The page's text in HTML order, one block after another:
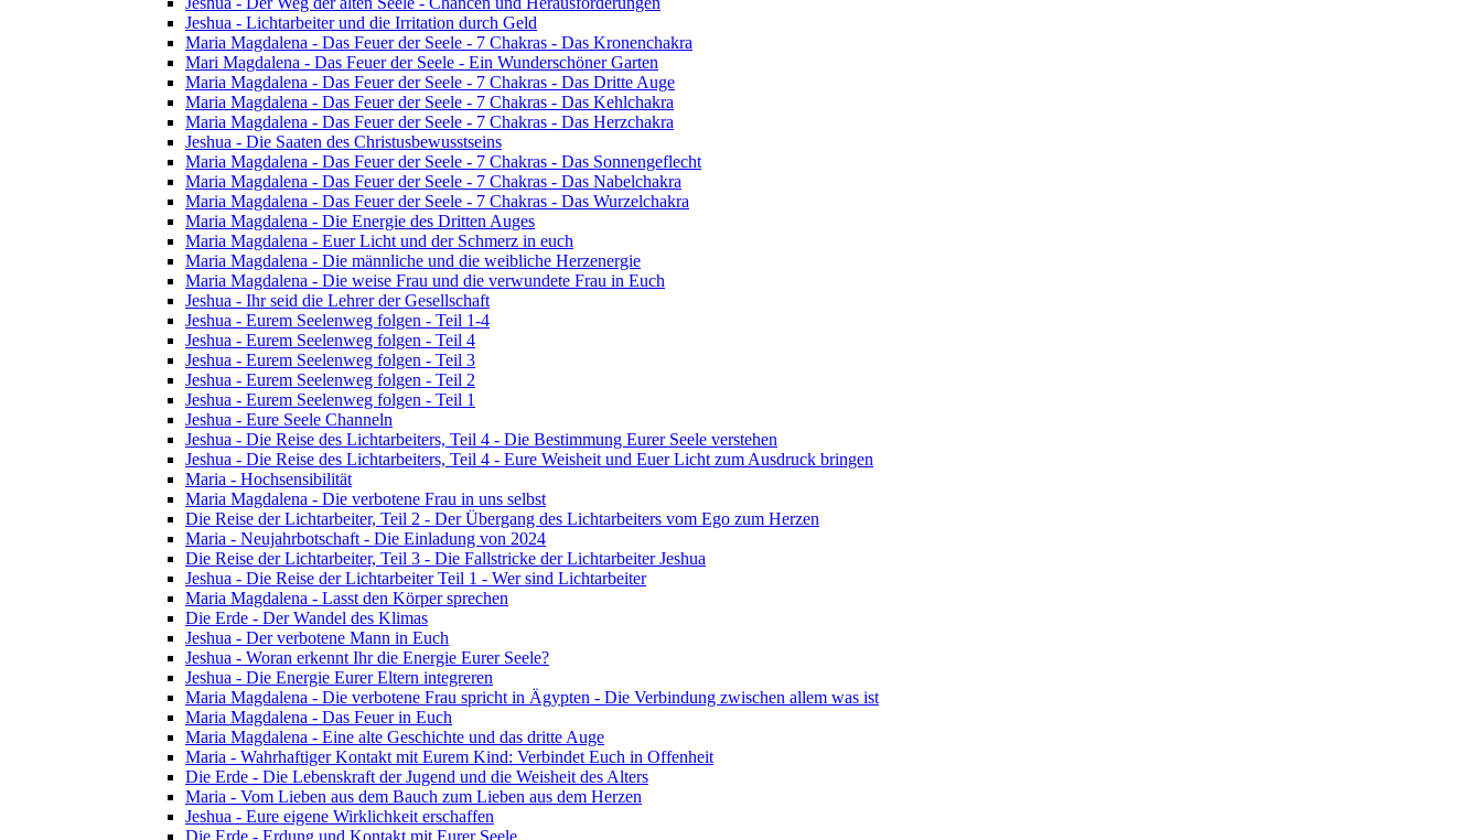
Jeshua - Lichtarbeiter und die Irritation durch Geld
Maria Magdalena - Das Feuer der Seele - 7 Chakras - Das Kronenchakra
Mari Magdalena - Das Feuer der Seele - Ein Wunderschöner Garten
Maria Magdalena - Das Feuer der Seele - 7 Chakras - Das Dritte Auge
Maria Magdalena - Das Feuer der Seele - 7 Chakras - Das Kehlchakra
Maria Magdalena - Das Feuer der Seele - 7 Chakras - Das Herzchakra
Jeshua - Die Saaten des Christusbewusstseins
Maria Magdalena - Das Feuer der Seele - 7 Chakras - Das Sonnengeflecht
Maria Magdalena - Das Feuer der Seele - 7 Chakras - Das Nabelchakra
Maria Magdalena - Das Feuer der Seele - 7 Chakras - Das Wurzelchakra
Maria Magdalena - Die Energie des Dritten Auges
Maria Magdalena - Euer Licht und der Schmerz in euch
Maria Magdalena - Die männliche und die weibliche Herzenergie
Maria Magdalena - Die weise Frau und die verwundete Frau in Euch
Jeshua - Ihr seid die Lehrer der Gesellschaft
Jeshua - Eurem Seelenweg folgen - Teil 1-4
Jeshua - Eurem Seelenweg folgen - Teil 4
Jeshua - Eurem Seelenweg folgen - Teil 3
Jeshua - Eurem Seelenweg folgen - Teil 2
Jeshua - Eurem Seelenweg folgen - Teil 1
Jeshua - Eure Seele Channeln
Jeshua - Die Reise des Lichtarbeiters, Teil 4 - Die Bestimmung Eurer Seele verstehen
Jeshua - Die Reise des Lichtarbeiters, Teil 4 - Eure Weisheit und Euer Licht zum Ausdruck bringen
Maria - Hochsensibilität
Maria Magdalena - Die verbotene Frau in uns selbst
Die Reise der Lichtarbeiter, Teil 2 - Der Übergang des Lichtarbeiters vom Ego zum Herzen
Maria - Neujahrbotschaft - Die Einladung von 2024
Die Reise der Lichtarbeiter, Teil 3 - Die Fallstricke der Lichtarbeiter Jeshua
Jeshua - Die Reise der Lichtarbeiter Teil 1 - Wer sind Lichtarbeiter
Maria Magdalena - Lasst den Körper sprechen
Die Erde - Der Wandel des Klimas
Jeshua - Der verbotene Mann in Euch
Jeshua - Woran erkennt Ihr die Energie Eurer Seele?
Jeshua - Die Energie Eurer Eltern integreren
Maria Magdalena - Die verbotene Frau spricht in Ägypten - Die Verbindung zwischen allem was ist
Maria Magdalena - Das Feuer in Euch
Maria Magdalena - Eine alte Geschichte und das dritte Auge
Maria - Wahrhaftiger Kontakt mit Eurem Kind: Verbindet Euch in Offenheit
Die Erde - Die Lebenskraft der Jugend und die Weisheit des Alters
Maria - Vom Lieben aus dem Bauch zum Lieben aus dem Herzen
Jeshua - Eure eigene Wirklichkeit erschaffen
Die Erde - Erdung und Kontakt mit Eurer Seele